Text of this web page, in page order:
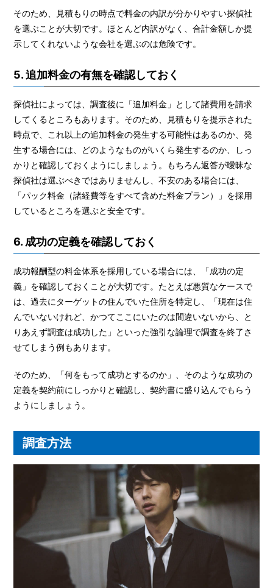
そのため、見積もりの時点で料金の内訳が分かりやすい探偵社
を選ぶことが大切です。ほとんど内訳がなく、合計金額しか提
示してくれないような会社を選ぶのは危険です。
5. 追加料金の有無を確認しておく
探偵社によっては、調査後に「追加料金」として諸費用を請求
してくるところもあります。そのため、見積もりを提示された
時点で、これ以上の追加料金の発生する可能性はあるのか、発
生する場合には、どのようなものがいくら発生するのか、しっ
かりと確認しておくようにしましょう。もちろん返答が曖昧な
探偵社は選ぶべきではありませんし、不安のある場合には、
「パック料金（諸経費等をすべて含めた料金プラン）」を採用
しているところを選ぶと安全です。
6. 成功の定義を確認しておく
成功報酬型の料金体系を採用している場合には、「成功の定
義」を確認しておくことが大切です。たとえば悪質なケースで
は、過去にターゲットの住んでいた住所を特定し、「現在は住
んでいないけれど、かつてここにいたのは間違いないから、と
りあえず調査は成功した」といった強引な論理で調査を終了さ
せてしまう例もあります。
そのため、「何をもって成功とするのか」、そのような成功の
定義を契約前にしっかりと確認し、契約書に盛り込んでもらう
ようにしましょう。
調査方法